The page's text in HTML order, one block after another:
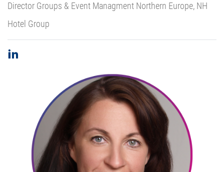
Director Groups & Event Managment Northern Europe, NH
Hotel Group